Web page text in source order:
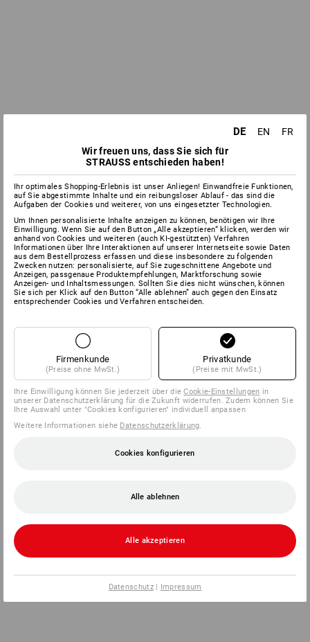
DE EN
FR
Wir freuen uns, dass Sie sich für
STRAUSS entschieden haben!
Ihr optimales Shopping-Erlebnis ist unser Anliegen! Einwandfreie Funktionen,
auf Sie abgestimmte Inhalte und ein reibungsloser Ablauf - das sind die
Aufgaben der Cookies und weiterer, von uns eingesetzter Technologien.
Um Ihnen personalisierte Inhalte anzeigen zu können, benötigen wir Ihre
Einwilligung. Wenn Sie auf den Button „Alle akzeptieren“ klicken, werden wir
anhand von Cookies und weiteren (auch KI-gestützten) Verfahren
Informationen über Ihre Interaktionen auf unserer Internetseite sowie Daten
aus dem Bestellprozess erfassen und diese insbesondere zu folgenden
Zwecken nutzen: personalisierte, auf Sie zugeschnittene Angebote und
Anzeigen, passgenaue Produktempfehlungen, Marktforschung sowie
Anzeigen- und Inhaltsmessungen. Sollten Sie dies nicht wünschen, können
Sie sich per Klick auf den Button “Alle ablehnen” auch gegen den Einsatz
entsprechender Cookies und Verfahren entscheiden.
Firmenkunde
(Preise ohne MwSt.)
Privatkunde
(Preise mit MwSt.)
Ihre Einwilligung können Sie jederzeit über dieCookie-Einstellungen in
unserer Datenschutzerklärung für die Zukunft widerrufen. Zudem können Sie
Ihre Auswahl unter "Cookies konfigurieren" individuell anpassen
Weitere Informationen siehe Datenschutzerklärung
Cookies konfigurieren
Alle ablehnen
Alle akzeptieren
Datenschutz| Impressum